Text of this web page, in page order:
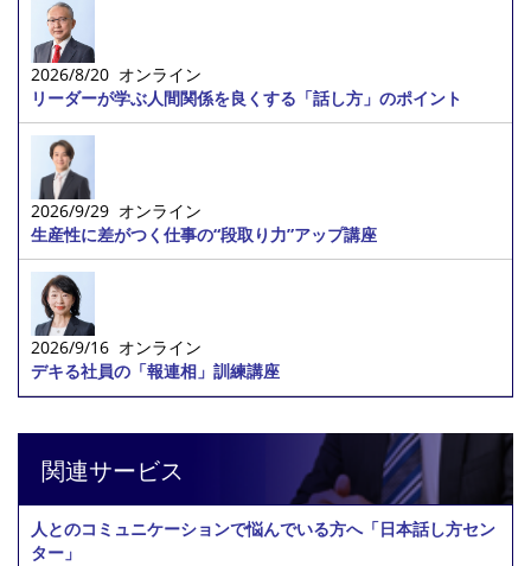
2026/8/20 オンライン
リーダーが学ぶ人間関係を良くする「話し方」のポイント
2026/9/29 オンライン
生産性に差がつく仕事の“段取り力”アップ講座
2026/9/16 オンライン
デキる社員の「報連相」訓練講座
関連サービス
人とのコミュニケーションで悩んでいる方へ「日本話し方セン
ター」